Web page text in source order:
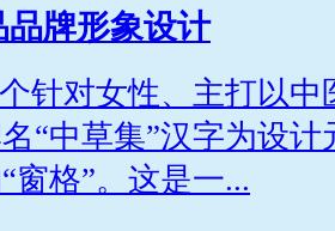
牌形象设计
针对女性、主打以
“中草集”汉字为设
窗格”。这是一...